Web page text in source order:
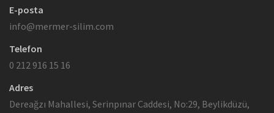
E-posta
info@mermer-silim.com
Telefon
0 212 916 15 16
Adres
Dereağzı Mahallesi, Serinpınar Caddesi, No:29, Beylikdüzü,